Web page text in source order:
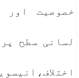
خصوصیت اور
لسانی سطح